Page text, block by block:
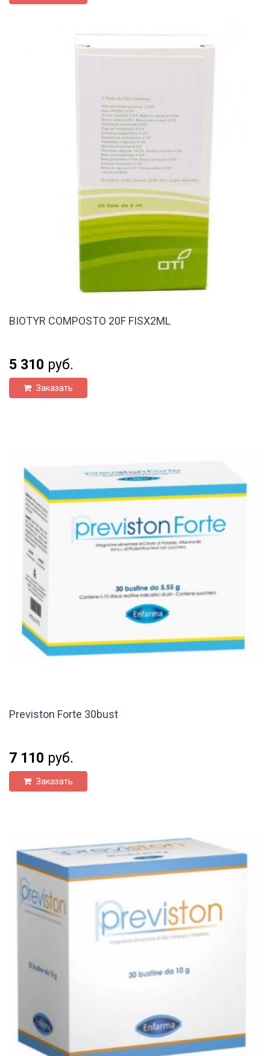
BIOTYR COMPOSTO 20F FISX2ML
5 310 руб.
Заказать
Previston Forte 30bust
7 110 руб.
Заказать